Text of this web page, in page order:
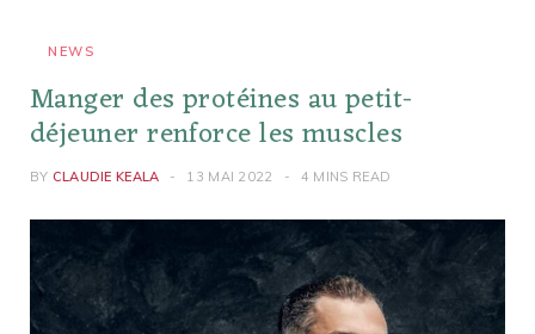
NEWS
Manger des protéines au petit-
déjeuner renforce les muscles
BY CLAUDIE KEALA 13 MAI 2022 4 MINS READ